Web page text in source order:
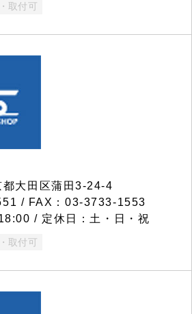
取付可
大田区蒲田3-24-4
/ FAX：03-3733-1553
/ 定休日：土・日・祝
取付可